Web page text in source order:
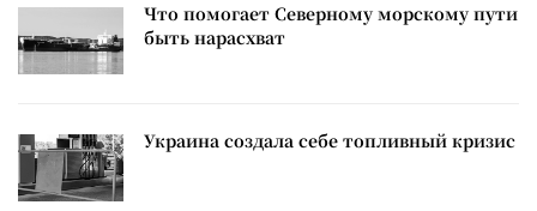
Что помогает Северному морскому пути
быть нарасхват
Украина создала себе топливный кризис